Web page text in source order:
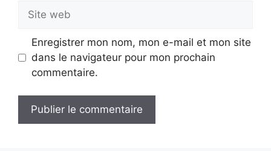
web
Enregistrer mon nom, mon e-mail et mon site
dans le navigateur pour mon prochain
commentaire.